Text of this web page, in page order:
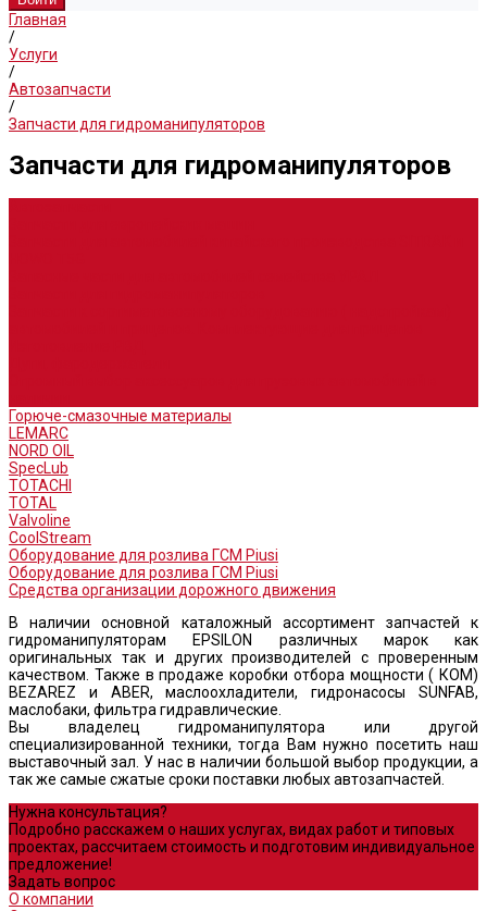
Главная
/
Услуги
/
Автозапчасти
/
Запчасти для гидроманипуляторов
Запчасти для гидроманипуляторов
Горюче-смазочные материалы
LEMARC
NORD OIL
SpecLub
TOTACHI
TOTAL
Valvoline
CoolStream
Оборудование для розлива ГСМ Piusi
Оборудование для розлива ГСМ Piusi
Средства организации дорожного движения
В наличии основной каталожный ассортимент запчастей к
гидроманипуляторам EPSILON различных марок как
оригинальных так и других производителей с проверенным
качеством. Также в продаже коробки отбора мощности ( КОМ)
BEZAREZ и ABER, маслоохладители, гидронасосы SUNFAB,
маслобаки, фильтра гидравлические.
Вы владелец гидроманипулятора или другой
специализированной техники, тогда Вам нужно посетить наш
выставочный зал. У нас в наличии большой выбор продукции, а
так же самые сжатые сроки поставки любых автозапчастей.
Нужна консультация?
Подробно расскажем о наших услугах, видах работ и типовых
проектах, рассчитаем стоимость и подготовим индивидуальное
предложение!
Задать вопрос
О компании